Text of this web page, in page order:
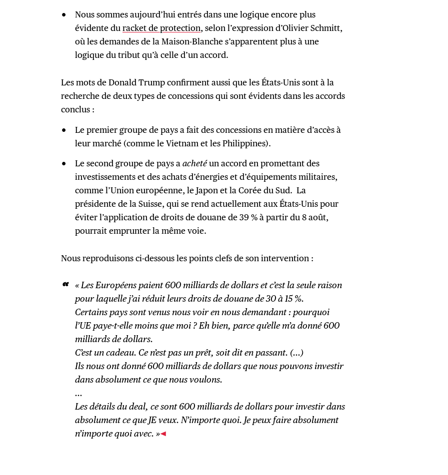
Nous sommes aujourd’hui entrés dans une logique encore plus
évidente duracket de protection, selon l’expression d’Olivier Schmitt,
où les demandes de la Maison-Blanche s’apparentent plus à une
logique du tribut qu’à celle d’un accord.
Les mots de Donald Trump confirment aussi que les États-Unis sont à la
recherche de deux types de concessions qui sont évidents dans les accords
conclus :
Le premier groupe de pays a fait des concessions en matière d’accès à
leur marché (comme le Vietnam et les Philippines).
Le second groupe de pays aachetéun accord en promettant des
investissements et des achats d’énergies et d’équipements militaires,
comme l’Union européenne, le Japon et la Corée du Sud. La
présidente de la Suisse, qui se rend actuellement aux États-Unis pour
éviter l’application de droits de douane de 39 % à partir du 8 août,
pourrait emprunter la même voie.
Nous reproduisons ci-dessous les points clefs de son intervention :
« Les Européens paient 600 milliards de dollars et c’est la seule raison
pour laquelle j’ai réduit leurs droits de douane de 30 à 15 %.
Certains pays sont venus nous voir en nous demandant : pourquoi
l’UE paye-t-elle moins que moi ? Eh bien, parce qu’elle m’a donné 600
milliards de dollars.
C’est un cadeau. Ce n’est pas un prêt, soit dit en passant. (…)
Ils nous ont donné 600 milliards de dollars que nous pouvons investir
dans absolument ce que nous voulons.
…
Les détails du deal, ce sont 600 milliards de dollars pour investir dans
absolument ce que JE veux. N’importe quoi. Je peux faire absolument
n’importe quoi avec. »